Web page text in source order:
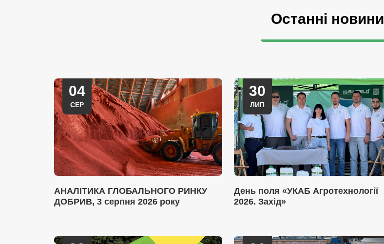
Останні новини
04
СЕР
АНАЛІТИКА ГЛОБАЛЬНОГО РИНКУ
ДОБРИВ, 3 серпня 2026 року
30
ЛИП
День поля «УКАБ Агротехнології
2026. Захід»